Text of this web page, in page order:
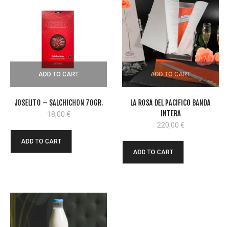
ADD TO CART
JOSELITO – SALCHICHON 70GR.
18,00 €
ADD TO CART
ADD TO CART
LA ROSA DEL PACIFICO BANDA
INTERA
220,00 €
ADD TO CART